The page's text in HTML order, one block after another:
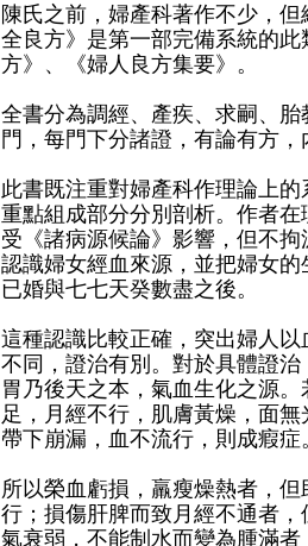
陳氏之前，婦產科著作不少，
全良方》是第一部完備系統的
方》、《婦人良方集要》。
全書分為調經、產疾、求嗣、
門，每門下分諸證，有論有方
此書既注重對婦產科作理論上
重點組成部分分別剖析。作者
受《諸病源候論》影響，但不
認識婦女經血來源，並把婦女
已婚與七七天癸數盡之後。
這種認識比較正確，突出婦人
不同，證治有別。對於具體證
胃乃後天之本，氣血生化之源
足，月經不行，肌膚黃燥，面
帶下崩漏，血不流行，則成瘕症
所以榮血虧損，羸瘦燥熱者，
行；損傷肝脾而致月經不通者
氣衰弱，不能制水而變為腫滿